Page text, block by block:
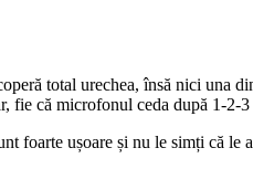
total urechea, însă nici una
fie că microfonul ceda după 1-2-
foarte ușoare și nu le simți că